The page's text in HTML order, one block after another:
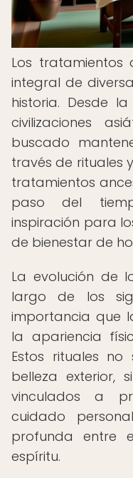
Los
integral de
historia. Desde
civilizaciones
buscado
través de rituales
tratamientos
paso del
inspiración para
de bienestar de
La evolución de
largo de los
importancia que
la apariencia
Estos rituales
belleza exterior,
vinculados a
cuidado
profunda entre
espíritu.